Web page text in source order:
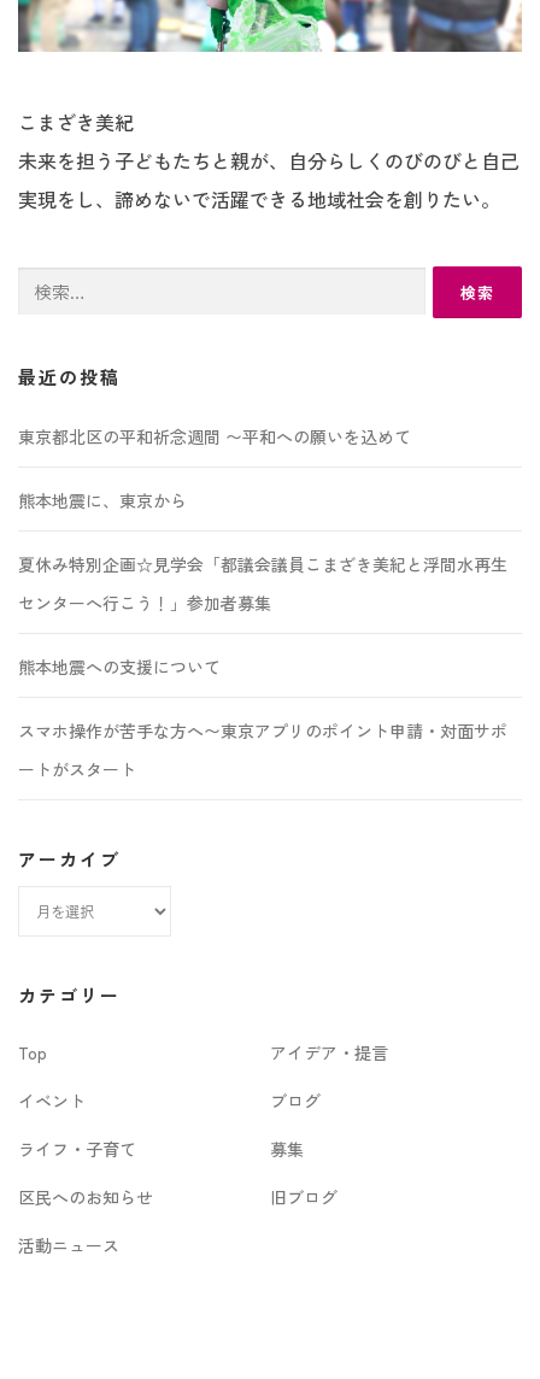
こまざき美紀
未来を担う子どもたちと親が、自分らしくのびのびと自己
実現をし、諦めないで活躍できる地域社会を創りたい。
検
最近の投稿
東京都北区の平和祈念週間 〜平和への願いを込めて
熊本地震に、東京から
夏休み特別企画☆見学会「都議会議員こまざき美紀と浮間水再生
センターへ行こう！」参加者募集
熊本地震への支援について
スマホ操作が苦手な方へ〜東京アプリのポイント申請・対面サポ
ートがスタート
アーカイブ
ブ
カテゴリー
Top
アイデア・提言
イベント
ブログ
ライフ・子育て
募集
区民へのお知らせ
旧ブログ
活動ニュース